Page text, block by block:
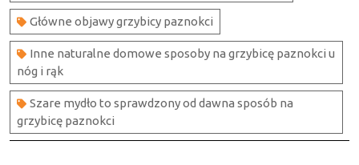
Główne objawy grzybicy paznokci
Inne naturalne domowe sposoby na grzybicę paznokci u
nóg i rąk
Szare mydło to sprawdzony od dawna sposób na
grzybicę paznokci